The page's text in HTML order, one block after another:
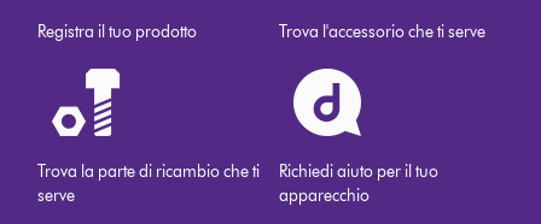
Registra il tuo prodotto Trova l'accessorio che ti serve
Trova la parte di ricambio che ti
serve
Richiedi aiuto per il tuo
apparecchio